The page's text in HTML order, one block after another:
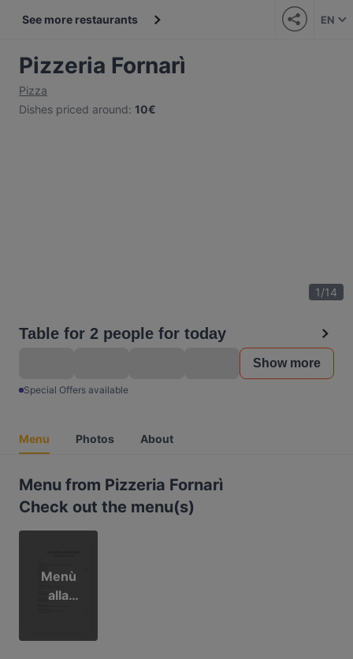
See more restaurants EN
Pizzeria Fornarì
Pizza
Dishes priced around: 10€
1/14
Table for 2 people for today
Show more
Special Offers available
Menu Photos About
Menu from Pizzeria Fornarì
Check out the menu(s)
Menù
alla